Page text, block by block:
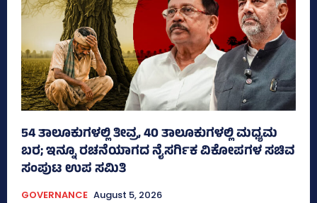
54 ತಾಲೂಕುಗಳಲ್ಲಿ ತೀವ್ರ, 40 ತಾಲೂಕುಗಳಲ್ಲಿ ಮಧ್ಯಮ
ಬರ; ಇನ್ನೂ ರಚನೆಯಾಗದ ನೈಸರ್ಗಿಕ ವಿಕೋಪಗಳ ಸಚಿವ
ಸಂಪುಟ ಉಪ ಸಮಿತಿ
GOVERNANCE August 5, 2026